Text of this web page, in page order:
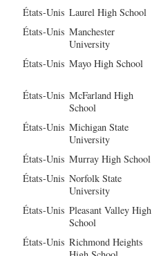
États-Unis Laurel High School
États-Unis Manchester
University
États-Unis Mayo High School
États-Unis McFarland High
School
États-Unis Michigan State
University
États-Unis Murray High School
États-Unis Norfolk State
University
États-Unis Pleasant Valley High
School
États-Unis Richmond Heights